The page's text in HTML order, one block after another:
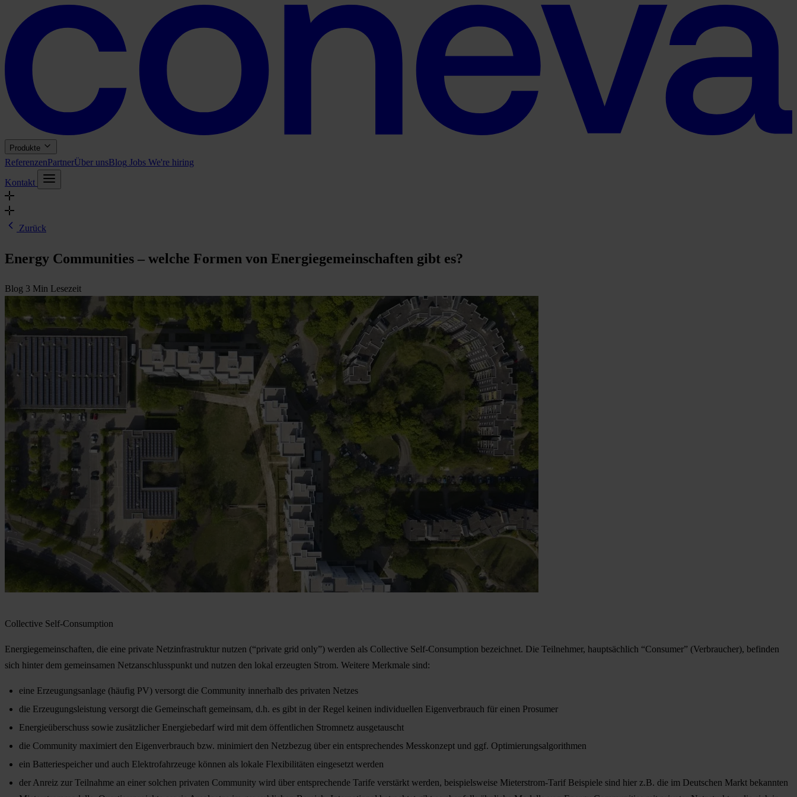
Produkte
ReferenzenPartnerÜber unsBlog Jobs We're hiring
Kontakt
Zurück
Energy Communities – welche Formen von Energiegemeinschaften gibt es?
Blog 3 Min Lesezeit
Collective Self-Consumption
Energiegemeinschaften, die eine private Netzinfrastruktur nutzen (“private grid only”) werden als Collective Self-Consumption bezeichnet. Die Teilnehmer, hauptsächlich “Consumer” (Verbraucher), befinden
sich hinter dem gemeinsamen Netzanschlusspunkt und nutzen den lokal erzeugten Strom. Weitere Merkmale sind:
eine Erzeugungsanlage (häufig PV) versorgt die Community innerhalb des privaten Netzes
die Erzeugungsleistung versorgt die Gemeinschaft gemeinsam, d.h. es gibt in der Regel keinen individuellen Eigenverbrauch für einen Prosumer
Energieüberschuss sowie zusätzlicher Energiebedarf wird mit dem öffentlichen Stromnetz ausgetauscht
die Community maximiert den Eigenverbrauch bzw. minimiert den Netzbezug über ein entsprechendes Messkonzept und ggf. Optimierungsalgorithmen
ein Batteriespeicher und auch Elektrofahrzeuge können als lokale Flexibilitäten eingesetzt werden
der Anreiz zur Teilnahme an einer solchen privaten Community wird über entsprechende Tarife verstärkt werden, beispielsweise Mieterstrom-Tarif Beispiele sind hier z.B. die im Deutschen Markt bekannten